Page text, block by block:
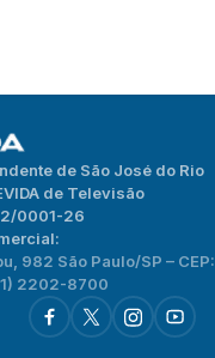
de São José do Rio
de Televisão
0001-26
982 São Paulo/SP – CEP:
2202-8700